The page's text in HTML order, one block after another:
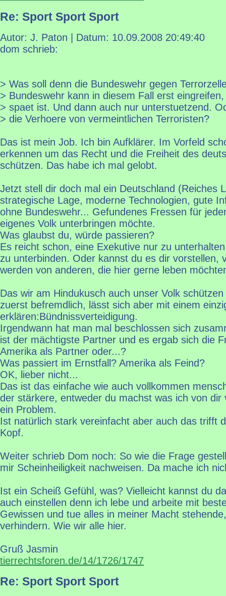
Re: Sport Sport Sport
Autor: J. Paton | Datum: 10.09.2008 20:49:40
dom schrieb:
> Was soll denn die Bundeswehr gegen
> Bundeswehr kann in diesem Fall erst
> spaet ist. Und dann auch nur unterstuetzend.
> die Verhoere von vermeintlichen Terroristen?
Das ist mein Job. Ich bin Aufklärer. Im Vorfeld
erkennen um das Recht und die Freiheit des
schützen. Das habe ich mal gelobt.
Jetzt stell dir doch mal ein Deutschland (Reiches
strategische Lage, moderne Technologien, gute
ohne Bundeswehr... Gefundenes Fressen für
eigenes Volk unterbringen möchte.
Was glaubst du, würde passieren?
Es reicht schon, eine Exekutive nur zu
zu unterbinden. Oder kannst du es dir vorstellen,
werden von anderen, die hier gerne leben
Das wir am Hindukusch auch unser Volk
zuerst befremdlich, lässt sich aber mit einem
erklären:Bündnissverteidigung.
Irgendwann hat man mal beschlossen sich
ist der mächtigste Partner und es ergab sich die
Amerika als Partner oder...?
Was passiert im Ernstfall? Amerika als Feind?
OK, lieber nicht...
Das ist das einfache wie auch vollkommen
der stärkere, entweder du machst was ich von dir
ein Problem.
Ist natürlich stark vereinfacht aber auch das trifft
Kopf.
Weiter schrieb Dom noch: So wie die Frage
mir Scheinheiligkeit nachweisen. Da mache ich
Ist ein Scheiß Gefühl, was? Vielleicht kannst du
auch einstellen denn ich lebe und arbeite mit
Gewissen und tue alles in meiner Macht
verhindern. Wie wir alle hier.
Gruß Jasmin
tierrechtsforen.de/14/1726/1747
Re: Sport Sport Sport